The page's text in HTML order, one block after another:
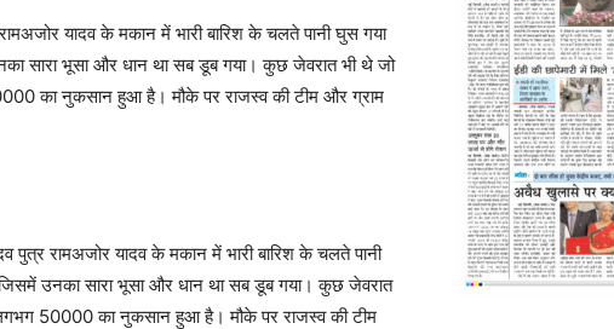
यादव के मकान में भारी बारिश के चलते पानी घुस गया
सारा भूसा और धान था सब डूब गया। कुछ जेवरात भी थे जो
का नुकसान हुआ है। मौके पर राजस्व की टीम और ग्राम
पुत्र रामअजोर यादव के मकान में भारी बारिश के चलते पानी
उनका सारा भूसा और धान था सब डूब गया। कुछ जेवरात
50000 का नुकसान हुआ है। मौके पर राजस्व की टीम